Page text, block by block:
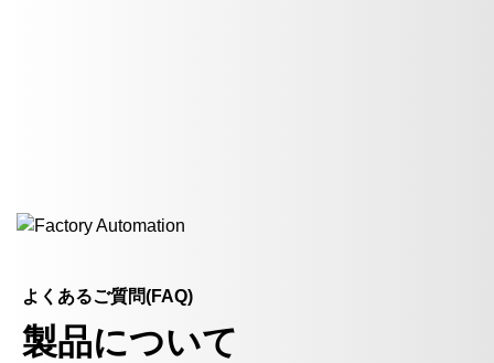
よくあるご質問(FAQ)
製品について